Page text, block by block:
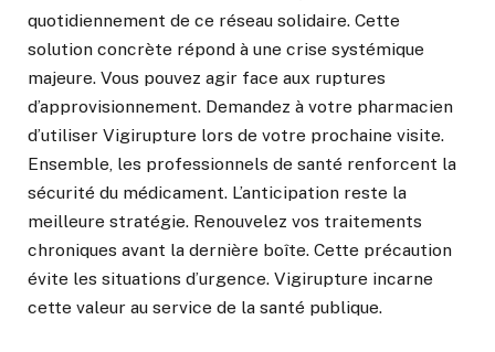
quotidiennement de ce réseau solidaire. Cette
solution concrète répond à une crise systémique
majeure. Vous pouvez agir face aux ruptures
d’approvisionnement. Demandez à votre pharmacien
d’utiliser Vigirupture lors de votre prochaine visite.
Ensemble, les professionnels de santé renforcent la
sécurité du médicament. L’anticipation reste la
meilleure stratégie. Renouvelez vos traitements
chroniques avant la dernière boîte. Cette précaution
évite les situations d’urgence. Vigirupture incarne
cette valeur au service de la santé publique.